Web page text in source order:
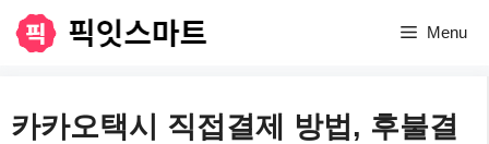
로
Menu
카카오택시 직접결제 방법, 후불결